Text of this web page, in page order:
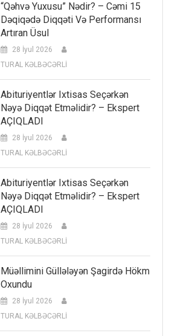
“Qəhvə Yuxusu” Nədir? – Cəmi 15
Dəqiqədə Diqqəti Və Performansı
Artıran Üsul
28 İyul 2026
TURAL KƏLBƏCƏRLİ
Abituriyentlər Ixtisas Seçərkən
Nəyə Diqqət Etməlidir? – Ekspert
AÇIQLADI
28 İyul 2026
TURAL KƏLBƏCƏRLİ
Abituriyentlər Ixtisas Seçərkən
Nəyə Diqqət Etməlidir? – Ekspert
AÇIQLADI
28 İyul 2026
TURAL KƏLBƏCƏRLİ
Müəllimini Güllələyən Şagirdə Hökm
Oxundu
28 İyul 2026
TURAL KƏLBƏCƏRLİ